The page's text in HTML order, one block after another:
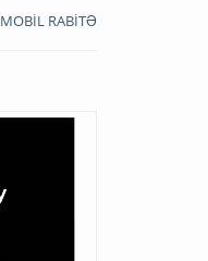
MOBİL RABİTƏ